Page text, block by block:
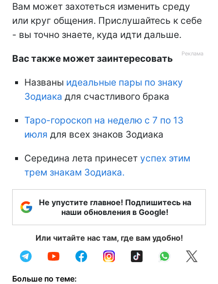
Вам может захотеться изменить среду
или круг общения. Прислушайтесь к себе
- вы точно знаете, куда идти дальше.
Вас также может заинтересовать
Названы идеальные пары по знаку
Зодиака для счастливого брака
Таро-гороскоп на неделю с 7 по 13
июля для всех знаков Зодиака
Середина лета принесет успех этим
трем знакам Зодиака.
Не упустите главное! Подпишитесь на
наши обновления в Google!
Или читайте нас там, где вам удобно!
Больше по теме: